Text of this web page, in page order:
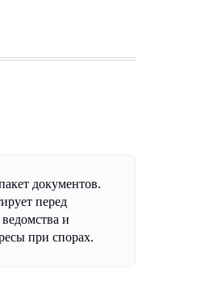
документов.
перед
и
при спорах.